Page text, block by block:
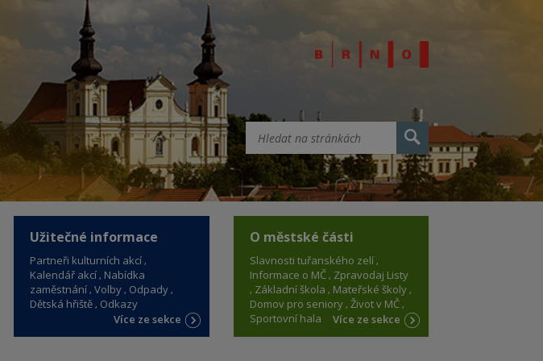
Užitečné informace
Partneři kulturních akcí
Kalendář akcí Nabídka
zaměstnání Volby Odpady
Dětská hřiště Odkazy
Více ze sekce
O městské části
Slavnosti tuřanského zelí
Informace o MČ Zpravodaj Listy
Základní škola
Mateřské školy
Domov pro seniory Život v MČ
Sportovní hala
Více ze sekce